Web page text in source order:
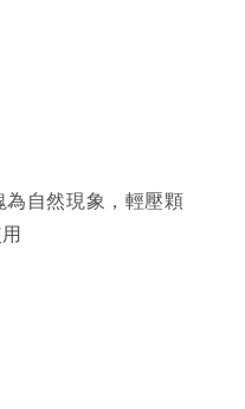
自然現象，輕壓顆